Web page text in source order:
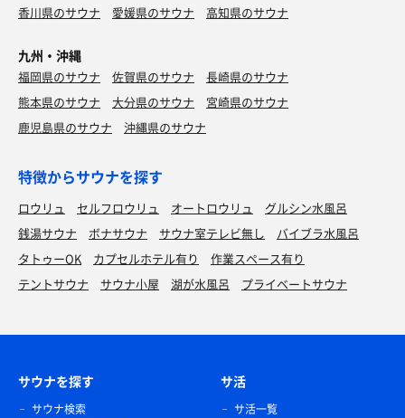
香川県のサウナ
愛媛県のサウナ 高知県のサウナ
九州・沖縄
福岡県のサウナ 佐賀県のサウナ
長崎県のサウナ
熊本県のサウナ
大分県のサウナ
宮崎県のサウナ
鹿児島県のサウナ
沖縄県のサウナ
特徴からサウナを探す
ロウリュ セルフロウリュ オートロウリュ
グルシン水風呂
銭湯サウナ
ボナサウナ サウナ室テレビ無し
バイブラ水風呂
タトゥーOK
カプセルホテル有り
作業スペース有り
テントサウナ
サウナ小屋 湖が水風呂 プライベートサウナ
サウナを探す
サウナ検索
サ活
サ活一覧